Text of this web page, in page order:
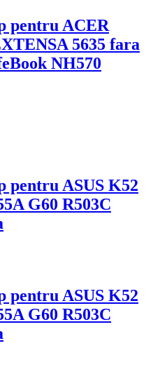
pentru ACER
5635 fara
NH570
pentru ASUS K52
G60 R503C
pentru ASUS K52
G60 R503C